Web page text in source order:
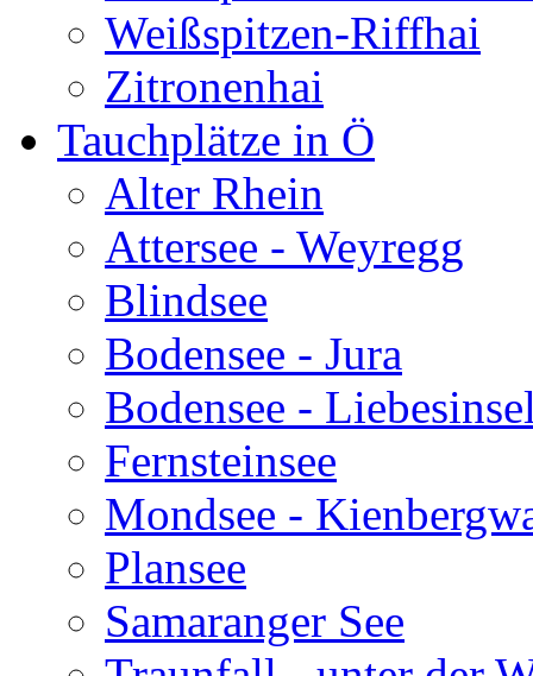
Weißspitzen-Riffhai
Zitronenhai
Tauchplätze in Ö
Alter Rhein
Attersee - Weyregg
Blindsee
Bodensee - Jura
Bodensee -
Fernsteinsee
Mondsee -
Plansee
Samaranger See